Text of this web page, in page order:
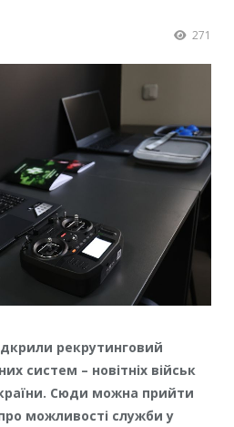
271
рекрутинговий
систем – новітніх військ
Сюди можна прийти
можливості служби у